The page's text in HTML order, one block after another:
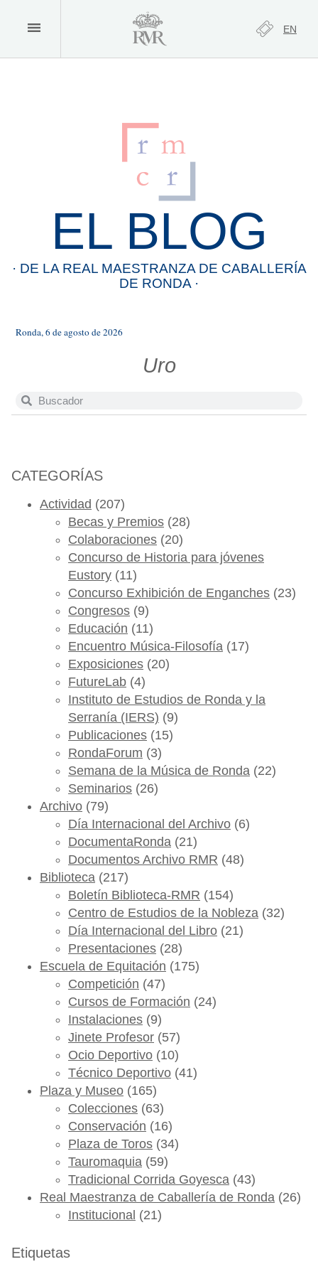
EN
EL BLOG
· DE LA REAL MAESTRANZA DE CABALLERÍA
DE RONDA ·
Ronda, 6 de agosto de 2026
Uro
CATEGORÍAS
Actividad (207)
Becas y Premios (28)
Colaboraciones (20)
Concurso de Historia para jóvenes
Eustory (11)
Concurso Exhibición de Enganches (23)
Congresos (9)
Educación (11)
Encuentro Música-Filosofía (17)
Exposiciones (20)
FutureLab (4)
Instituto de Estudios de Ronda y la
Serranía (IERS) (9)
Publicaciones (15)
RondaForum (3)
Semana de la Música de Ronda (22)
Seminarios (26)
Archivo (79)
Día Internacional del Archivo (6)
DocumentaRonda (21)
Documentos Archivo RMR (48)
Biblioteca (217)
Boletín Biblioteca-RMR (154)
Centro de Estudios de la Nobleza (32)
Día Internacional del Libro (21)
Presentaciones (28)
Escuela de Equitación (175)
Competición (47)
Cursos de Formación (24)
Instalaciones (9)
Jinete Profesor (57)
Ocio Deportivo (10)
Técnico Deportivo (41)
Plaza y Museo (165)
Colecciones (63)
Conservación (16)
Plaza de Toros (34)
Tauromaquia (59)
Tradicional Corrida Goyesca (43)
Real Maestranza de Caballería de Ronda (26)
Institucional (21)
Etiquetas